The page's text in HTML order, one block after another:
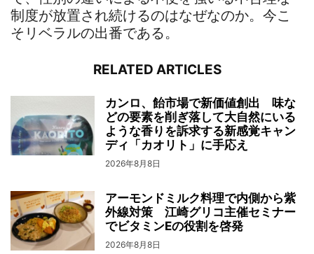
制度が放置され続けるのはなぜなのか。今こ
そリベラルの出番である。
RELATED ARTICLES
カンロ、飴市場で新価値創出 味な
どの要素を削ぎ落して大自然にいる
ような香りを訴求する新感覚キャン
ディ「カオリト」に手応え
2026年8月8日
アーモンドミルク料理で内側から紫
外線対策 江崎グリコ主催セミナー
でビタミンEの役割を啓発
2026年8月8日